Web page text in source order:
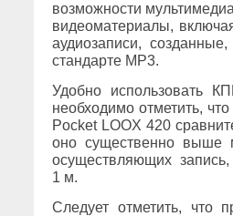
возможности
видеоматериалы,
аудиозаписи,
стандарте MP3.
Удобно использовать
необходимо отметить,
Pocket LOOX 420
оно существенно выше
осуществляющих
1 м.
Следует отметить, что